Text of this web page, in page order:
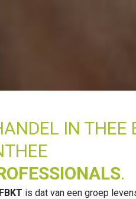
IN THEE
.
FBKT is dat van een groep